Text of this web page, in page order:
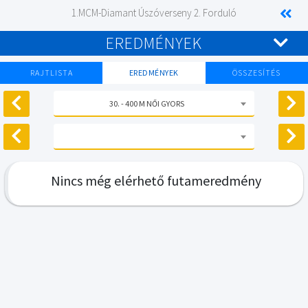
1.MCM-Diamant Úszóverseny 2. Forduló
EREDMÉNYEK
RAJTLISTA EREDMÉNYEK ÖSSZESÍTÉS
30. - 400 M NŐI GYORS
Nincs még elérhető futameredmény